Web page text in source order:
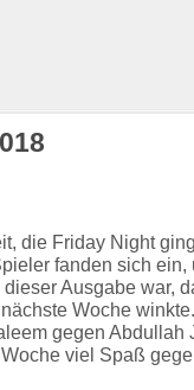
die Friday Night
fanden sich ein,
Ausgabe war,
Woche
gegen Abdullah
viel Spaß